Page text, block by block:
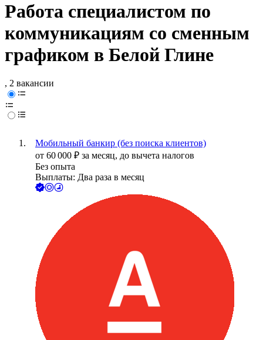
Работа специалистом по
коммуникациям со сменным
графиком в Белой Глине
, 2 вакансии
Мобильный банкир (без поиска клиентов)
от 60 000 ₽ за месяц, до вычета налогов
Без опыта
Выплаты: Два раза в месяц